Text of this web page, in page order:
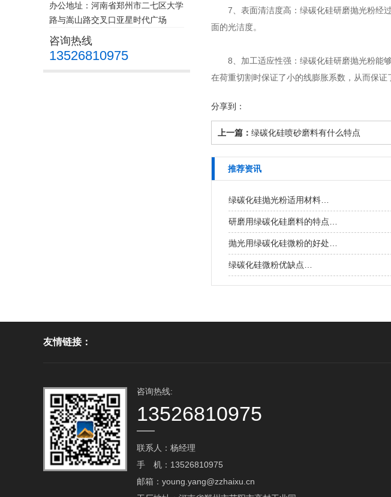
办公地址：河南省郑州市二七区大学
路与嵩山路交叉口亚星时代广场
咨询热线
13526810975
7、表面清洁度高：绿碳化硅研磨抛光粉经过
面的光洁度。
8、加工适应性强：绿碳化硅研磨抛光粉能够
在荷重切割时保证了小的线膨胀系数，从而保证
分享到：
上一篇： 绿碳化硅喷砂磨料有什么特点
推荐资讯
绿碳化硅抛光粉适用材料…
研磨用绿碳化硅磨料的特点…
抛光用绿碳化硅微粉的好处…
绿碳化硅微粉优缺点…
友情链接：
咨询热线:
13526810975
联系人：杨经理
手 机：13526810975
邮箱：young.yang@zzhaixu.cn